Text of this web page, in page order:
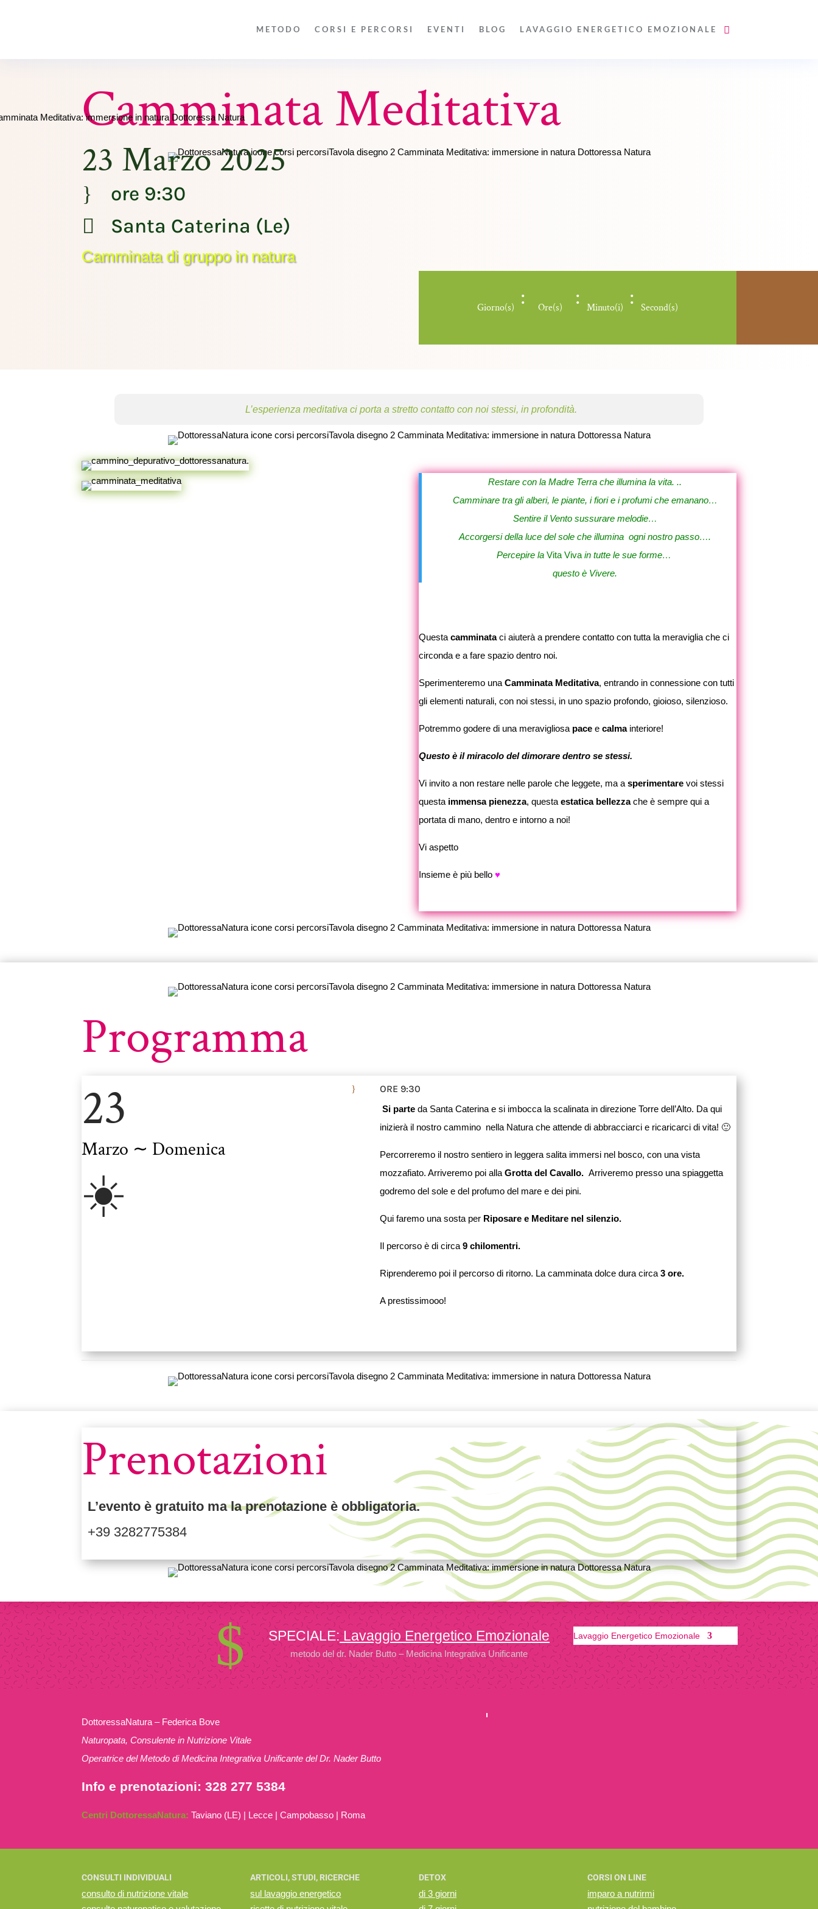
METODO CORSI E PERCORSI EVENTI BLOG LAVAGGIO ENERGETICO EMOZIONALE
Camminata Meditativa
23 Marzo 2025
} ore 9:30
 Santa Caterina (Le)
Camminata di gruppo in natura
Giorno(s) : Ore(s) : Minuto(i) : Second(s)
L’esperienza meditativa ci porta a stretto contatto con noi stessi, in profondità.
Restare con la Madre Terra che illumina la vita. ..
Camminare tra gli alberi, le piante, i fiori e i profumi che emanano…
Sentire il Vento sussurare melodie…
Accorgersi della luce del sole che illumina ogni nostro passo….
Percepire la Vita Vivain tutte le sue forme…
questo è Vivere.
Questacamminataci aiuterà a prendere contatto con tutta la meraviglia che ci
circonda e a fare spazio dentro noi.
Sperimenteremo unaCamminata Meditativa, entrando in connessione con tutti
gli elementi naturali, con noi stessi, in uno spazio profondo, gioioso, silenzioso.
Potremmo godere di una meravigliosapace ecalmainteriore!
Questo è il miracolo del dimorare dentro se stessi.
Vi invito a non restare nelle parole che leggete, ma asperimentare voi stessi
questaimmensa pienezza, questaestatica bellezzache è sempre qui a
portata di mano, dentro e intorno a noi!
Vi aspetto
Insieme è più bello♥
Programma
23
Marzo ∼ Domenica
☀️
} ORE 9:30
Si parte da Santa Caterina e si imbocca la scalinata in direzione Torre dell’Alto. Da qui
inizierà il nostro cammino nella Natura che attende di abbracciarci e ricaricarci di vita! 🙂
Percorreremo il nostro sentiero in leggera salita immersi nel bosco, con una vista
mozzafiato. Arriveremo poi allaGrotta del Cavallo.Arriveremo presso una spiaggetta
godremo del sole e del profumo del mare e dei pini.
Qui faremo una sosta per Riposare e Meditare nel silenzio.
Il percorso è di circa9 chilomentri.
Riprenderemo poi il percorso di ritorno. La camminata dolce dura circa 3 ore.
A prestissimooo!
Prenotazioni
L’evento è gratuito ma la prenotazione è obbligatoria.
+39 3282775384
$ SPECIALE:Lavaggio Energetico Emozionale
metodo del dr. Nader Butto – Medicina Integrativa Unificante
Lavaggio Energetico Emozionale
DottoressaNatura – Federica Bove
Naturopata, Consulente in Nutrizione Vitale
Operatrice del Metodo di Medicina Integrativa Unificante del Dr. Nader Butto
Info e prenotazioni: 328 277 5384
Centri DottoressaNatura: Taviano (LE) | Lecce | Campobasso | Roma
CONSULTI INDIVIDUALI
consulto di nutrizione vitale
ARTICOLI, STUDI, RICERCHE
sul lavaggio energetico
DETOX
di 3 giorni
CORSI ON LINE
imparo a nutrirmi